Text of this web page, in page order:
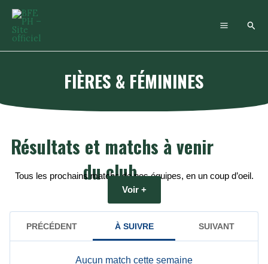
Aller
contenu
FIÈRES & FÉMININES
Résultats et matchs à venir
du club.
Tous les prochains matchs de nos équipes, en un coup d’oeil.
Voir +